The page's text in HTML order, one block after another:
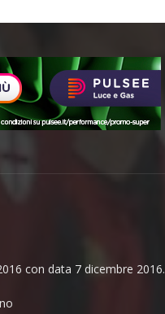
con data 7 dicembre 2016.